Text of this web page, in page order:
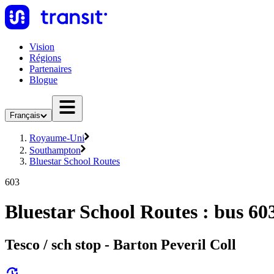
Vision
Régions
Partenaires
Blogue
Français
Royaume-Uni
Southampton
Bluestar School Routes
603
Bluestar School Routes : bus
Tesco / sch stop - Barton Peveril Coll